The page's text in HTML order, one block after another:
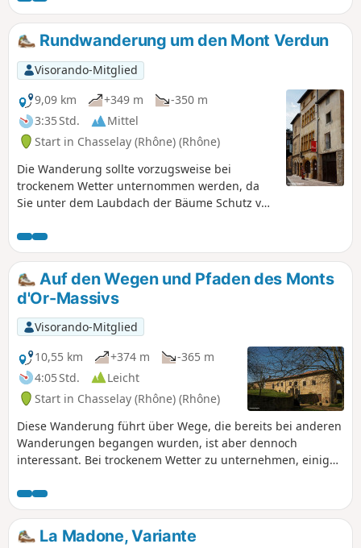
unterwegs sind, bitte um Erlaubnis zum Überqueren bitten.
Rundwanderung um den Mont Verdun
Visorando-Mitglied
9,09 km
+349 m
-350 m
3:35 Std.
Mittel
Start in Chasselay (Rhône) (Rhône)
Die Wanderung sollte vorzugsweise bei
trockenem Wetter unternommen werden, da
Sie unter dem Laubdach der Bäume Schutz vor
Auf den Wegen und Pfaden des Monts
d'Or-Massivs
Visorando-Mitglied
10,55 km
+374 m
-365 m
4:05 Std.
Leicht
Start in Chasselay (Rhône) (Rhône)
Diese Wanderung führt über Wege, die bereits bei anderen
Wanderungen begangen wurden, ist aber dennoch
interessant. Bei trockenem Wetter zu unternehmen, einige
La Madone, Variante